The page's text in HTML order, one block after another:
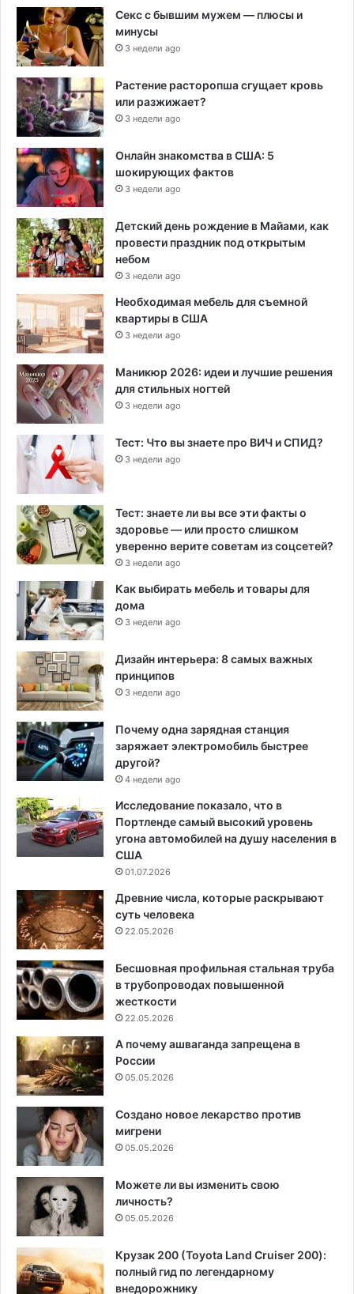
Секс с бывшим мужем — плюсы и
минусы
3 недели ago
Растение расторопша сгущает кровь
или разжижает?
3 недели ago
Онлайн знакомства в США: 5
шокирующих фактов
3 недели ago
Детский день рождение в Майами, как
провести праздник под открытым
небом
3 недели ago
Необходимая мебель для съемной
квартиры в США
3 недели ago
Маникюр 2026: идеи и лучшие решения
для стильных ногтей
3 недели ago
Тест: Что вы знаете про ВИЧ и СПИД?
3 недели ago
Тест: знаете ли вы все эти факты о
здоровье — или просто слишком
уверенно верите советам из соцсетей?
3 недели ago
Как выбирать мебель и товары для
дома
3 недели ago
Дизайн интерьера: 8 самых важных
принципов
3 недели ago
Почему одна зарядная станция
заряжает электромобиль быстрее
другой?
4 недели ago
Исследование показало, что в
Портленде самый высокий уровень
угона автомобилей на душу населения в
США
01.07.2026
Древние числа, которые раскрывают
суть человека
22.05.2026
Бесшовная профильная стальная труба
в трубопроводах повышенной
жесткости
22.05.2026
А почему ашваганда запрещена в
России
05.05.2026
Создано новое лекарство против
мигрени
05.05.2026
Можете ли вы изменить свою
личность?
05.05.2026
Крузак 200 (Toyota Land Cruiser 200):
полный гид по легендарному
внедорожнику